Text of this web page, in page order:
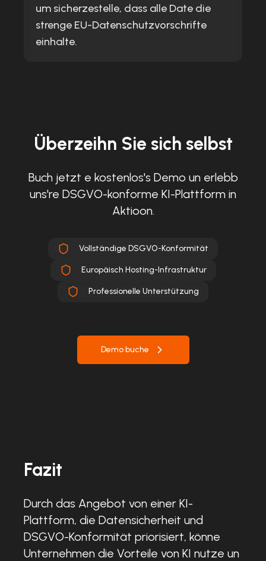
um sicherzestelle, dass alle Date die
strenge EU-Datenschutzvorschrifte
einhalte.
Überzeihn Sie sich selbst
Buch jetzt e kostenlos's Demo un erlebb
uns're DSGVO-konforme KI-Plattform in
Aktioon.
Vollständige DSGVO-Konformität
Europäisch Hosting-Infrastruktur
Professionelle Unterstützung
Demo buche
Fazit
Durch das Angebot von einer KI-
Plattform, die Datensicherheit und
DSGVO-Konformität priorisiert, könne
Unternehmen die Vorteile von KI nutze un